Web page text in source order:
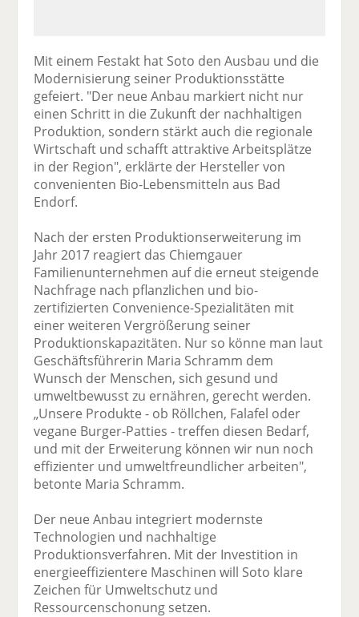
Mit einem Festakt hat Soto den Ausbau und die
Modernisierung seiner Produktionsstätte
gefeiert. "Der neue Anbau markiert nicht nur
einen Schritt in die Zukunft der nachhaltigen
Produktion, sondern stärkt auch die regionale
Wirtschaft und schafft attraktive Arbeitsplätze
in der Region", erklärte der Hersteller von
convenienten Bio-Lebensmitteln aus Bad
Endorf.
Nach der ersten Produktionserweiterung im
Jahr 2017 reagiert das Chiemgauer
Familienunternehmen auf die erneut steigende
Nachfrage nach pflanzlichen und bio-
zertifizierten Convenience-Spezialitäten mit
einer weiteren Vergrößerung seiner
Produktionskapazitäten. Nur so könne man laut
Geschäftsführerin Maria Schramm dem
Wunsch der Menschen, sich gesund und
umweltbewusst zu ernähren, gerecht werden.
„Unsere Produkte - ob Röllchen, Falafel oder
vegane Burger-Patties - treffen diesen Bedarf,
und mit der Erweiterung können wir nun noch
effizienter und umweltfreundlicher arbeiten",
betonte Maria Schramm.
Der neue Anbau integriert modernste
Technologien und nachhaltige
Produktionsverfahren. Mit der Investition in
energieeffizientere Maschinen will Soto klare
Zeichen für Umweltschutz und
Ressourcenschonung setzen.